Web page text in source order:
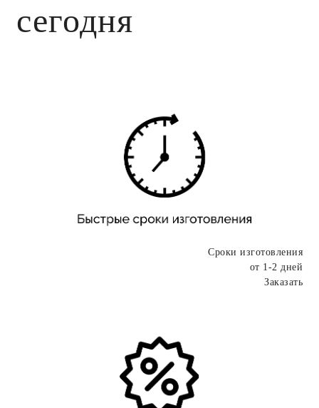
сегодня
Сроки изготовления
от 1-2 дней
Заказать